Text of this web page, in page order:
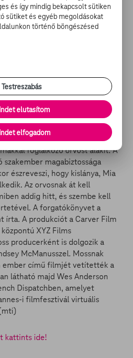
tűnik fel
be a forgalmazóknak.
című nagy sikerű
rendezte, Moss pedig a
ismert filmsztárrá, és
érte - emlékeztetett rá a
A színésznő a horrorban egy
foglalkozó orvost alakít. A
magabiztossága
észreveszi, hogy kislánya, Mia
Az orvosnak át kell
addig hitt, és szembe kell
A forgatókönyvet a
írta. A produkciót a Carver Film
XYZ Films
producerként is dolgozik a
McManusszel. Mossnak
ember című filmjét vetítették a
látható majd Wes Anderson
Dispatchben, amelyet
i filmfesztivál virtuális
kattints ide!
és így mindig bekapcsolt sütiken
sütiket és egyéb megoldásokat
történő böngészésed
Testreszabás
elutasítom
elfogadom